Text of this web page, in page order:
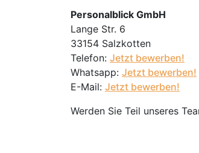
Personalblick GmbH
Lange Str. 6
33154 Salzkotten
Telefon: Jetzt bewerben!
Whatsapp: Jetzt bewerben!
E-Mail: Jetzt bewerben!
Werden Sie Teil unseres